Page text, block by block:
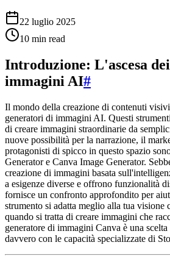
22 luglio 2025
10 min read
Introduzione: L'ascesa
immagini AI#
Il mondo della creazione di contenuti
generatori di immagini AI. Questi
di creare immagini straordinarie da
nuove possibilità per la narrazione, il
protagonisti di spicco in questo spazio
Generator e Canva Image Generator.
creazione di immagini basata
a esigenze diverse e offrono funzionalità
fornisce un confronto approfondito per
strumento si adatta meglio alla tua visione
quando si tratta di creare immagini che
generatore di immagini Canva è una
davvero con le capacità specializzate di